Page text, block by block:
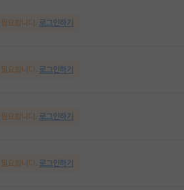
요합니다. 로그인하기
요합니다. 로그인하기
요합니다. 로그인하기
요합니다. 로그인하기